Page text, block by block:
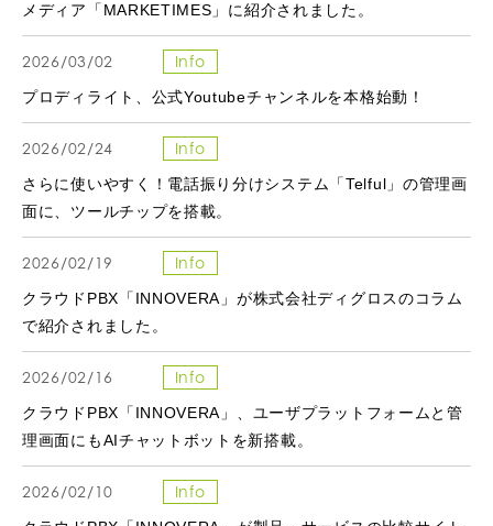
メディア「MARKETIMES」に紹介されました。
2026/03/02 Info
プロディライト、公式Youtubeチャンネルを本格始動！
2026/02/24 Info
さらに使いやすく！電話振り分けシステム「Telful」の管理画
面に、ツールチップを搭載。
2026/02/19 Info
クラウドPBX「INNOVERA」が株式会社ディグロスのコラム
で紹介されました。
2026/02/16 Info
クラウドPBX「INNOVERA」、ユーザプラットフォームと管
理画面にもAIチャットボットを新搭載。
2026/02/10 Info